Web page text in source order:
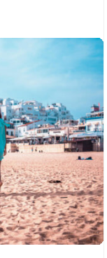
prawdziwa mekka
odkrywców przyrody.
Gdy myślisz o
tutejszych
atrakcjach, pewnie
przed…